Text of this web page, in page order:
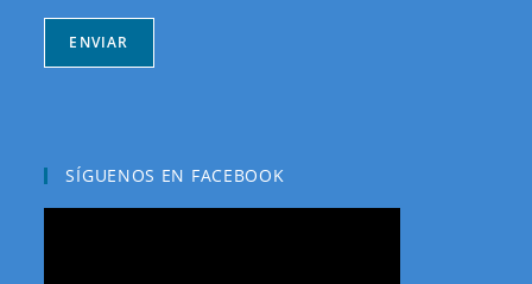
ENVIAR
SÍGUENOS EN FACEBOOK